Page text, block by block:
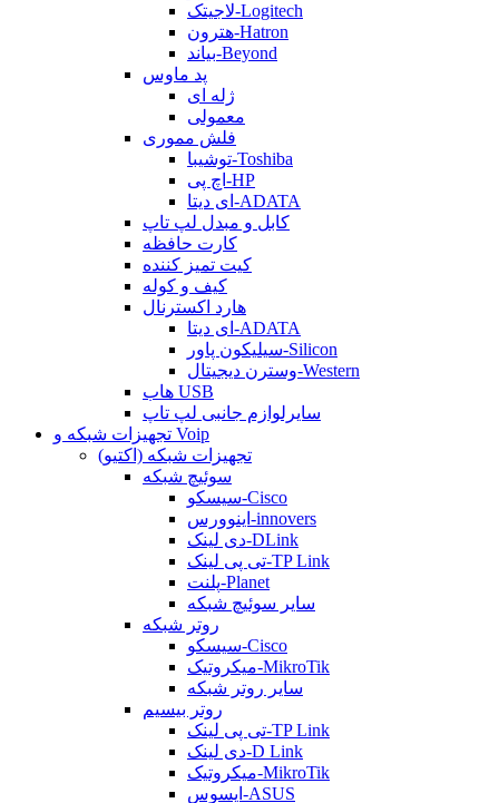
لاجیتک-Logitech
هترون-Hatron
بیاند-Beyond
پد ماوس
ژله ای
معمولی
فلش مموری
توشیبا-Toshiba
اچ پی-HP
ای دیتا-ADATA
کابل و مبدل لپ تاپ
کارت حافظه
کیت تمیز کننده
کیف و کوله
هارد اکسترنال
ای دیتا-ADATA
سیلیکون پاور-Silicon
وسترن دیجیتال-Western
هاب USB
سایرلوازم جانبی لپ تاپ
تجهیزات شبکه و Voip
تجهیزات شبکه (اکتیو)
سوئیچ شبکه
سیسکو-Cisco
اینوورس-innovers
دی لینک-DLink
تی پی لینک-TP Link
پلنت-Planet
سایر سوئیچ شبکه
روتر شبکه
سیسکو-Cisco
میکروتیک-MikroTik
سایر روتر شبکه
روتر بیسیم
تی پی لینک-TP Link
دی لینک-D Link
میکروتیک-MikroTik
ایسوس-ASUS